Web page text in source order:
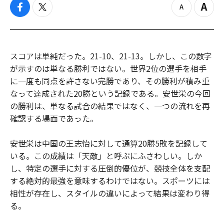
f
c
o
o
t
i
e
r
z
o
u
t
Z
o
n
スコアは単純だった。21-10、21-13。しかし、この数字
が示すのは単なる勝利ではない。世界2位の選手を相手
に一度も同点を許さない完勝であり、その勝利が積み重
なって達成された20勝という記録である。安世栄の今回
の勝利は、単なる試合の結果ではなく、一つの流れを再
確認する場面であった。
安世栄は中国の王志怡に対して通算20勝5敗を記録して
いる。この成績は「天敵」と呼ぶにふさわしい。しか
し、特定の選手に対する圧倒的優位が、競技全体を支配
する絶対的最強を意味するわけではない。スポーツには
相性が存在し、スタイルの違いによって結果は変わり得
る。